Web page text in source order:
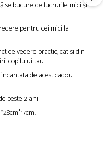
se bucure de lucrurile mici și
pentru cei mici la
de vedere practic, cat si din
copilului tau.
de acest cadou
peste 2 ani